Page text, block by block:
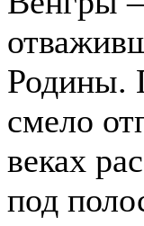
Родины.
смело
веках
под